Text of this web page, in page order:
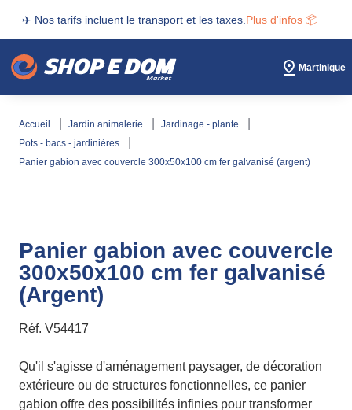
✈️ Nos tarifs incluent le transport et les taxes. Plus d'infos 📦
Martinique
accueil jardin animalerie
jardinage - plante
pots - bacs - jardinières
panier gabion avec couvercle 300x50x100 cm fer galvanisé (argent)
Panier gabion avec couvercle
300x50x100 cm fer galvanisé
(Argent)
Réf. V54417
Qu'il s'agisse d'aménagement paysager, de décoration
extérieure ou de structures fonctionnelles, ce panier
gabion offre des possibilités infinies pour transformer